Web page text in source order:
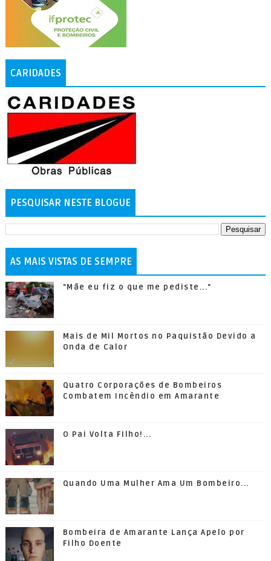
CARIDADES
PESQUISAR NESTE BLOGUE
AS MAIS VISTAS DE SEMPRE
"Mãe eu fiz o que me pediste..."
Mais de Mil Mortos no Paquistão Devido a
Onda de Calor
Quatro Corporações de Bombeiros
Combatem Incêndio em Amarante
O Pai Volta Filho!...
Quando Uma Mulher Ama Um Bombeiro...
Bombeira de Amarante Lança Apelo por
Filho Doente